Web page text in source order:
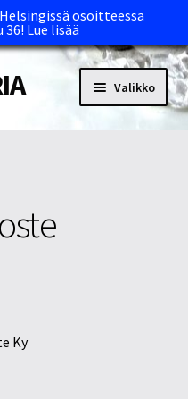
osoitteessa
36! Lue lisää
Valikko
Ky